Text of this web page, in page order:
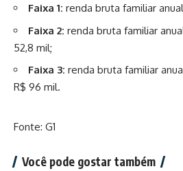
Faixa 1: renda bruta familiar
Faixa 2: renda bruta familiar
52,8 mil;
Faixa 3: renda bruta familiar
R$ 96 mil.
Fonte: G1
Você pode gostar também